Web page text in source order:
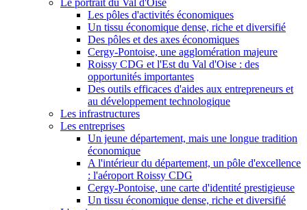
Le portrait du Val d'Oise
Les pôles d'activités économiques
Un tissu économique dense, riche et diversifié
Des pôles et des axes économiques
Cergy-Pontoise, une agglomération majeure
Roissy CDG et l'Est du Val d'Oise : des
opportunités importantes
Des outils efficaces d'aides aux entrepreneurs et
au développement technologique
Les infrastructures
Les entreprises
Un jeune département, mais une longue tradition
économique
A l'intérieur du département, un pôle d'excellence
: l'aéroport Roissy CDG
Cergy-Pontoise, une carte d'identité prestigieuse
Un tissu économique dense, riche et diversifié